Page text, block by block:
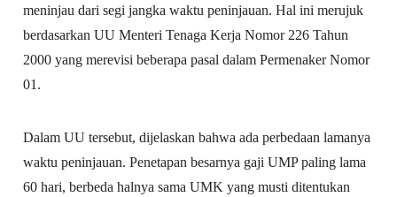
meninjau dari segi jangka waktu peninjauan. Hal ini merujuk
berdasarkan UU Menteri Tenaga Kerja Nomor 226 Tahun
2000 yang merevisi beberapa pasal dalam Permenaker Nomor
01.
Dalam UU tersebut, dijelaskan bahwa ada perbedaan lamanya
waktu peninjauan. Penetapan besarnya gaji UMP paling lama
60 hari, berbeda halnya sama UMK yang musti ditentukan